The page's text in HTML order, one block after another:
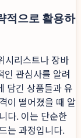
적으로 활용하
시리스트나 장바
인 관심사를 알려
담긴 상품들과 유
이 떨어졌을 때 알
다. 이는 단순한
는 과정입니다.